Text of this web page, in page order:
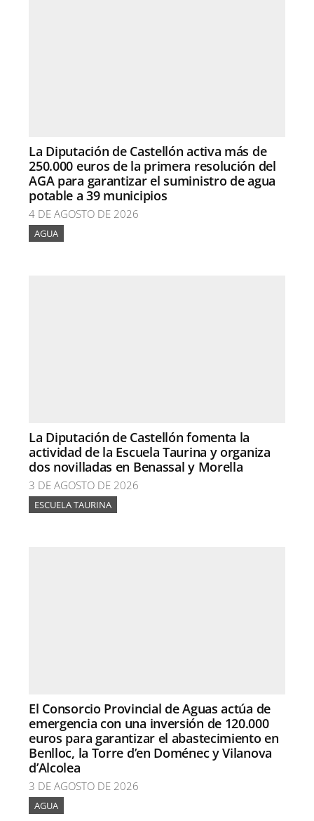
La Diputación de Castellón activa más de
250.000 euros de la primera resolución del
AGA para garantizar el suministro de agua
potable a 39 municipios
4 DE AGOSTO DE 2026
AGUA
La Diputación de Castellón fomenta la
actividad de la Escuela Taurina y organiza
dos novilladas en Benassal y Morella
3 DE AGOSTO DE 2026
ESCUELA TAURINA
El Consorcio Provincial de Aguas actúa de
emergencia con una inversión de 120.000
euros para garantizar el abastecimiento en
Benlloc, la Torre d’en Doménec y Vilanova
d’Alcolea
3 DE AGOSTO DE 2026
AGUA